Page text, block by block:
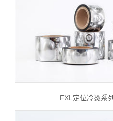
FXL定位冷烫系列